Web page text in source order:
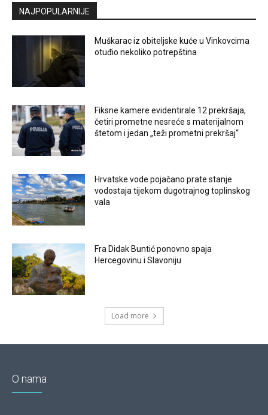
NAJPOPULARNIJE
Muškarac iz obiteljske kuće u Vinkovcima
otuđio nekoliko potrepština
Fiksne kamere evidentirale 12 prekršaja,
četiri prometne nesreće s materijalnom
štetom i jedan „teži prometni prekršaj“
Hrvatske vode pojačano prate stanje
vodostaja tijekom dugotrajnog toplinskog
vala
Fra Didak Buntić ponovno spaja
Hercegovinu i Slavoniju
Load more
O nama